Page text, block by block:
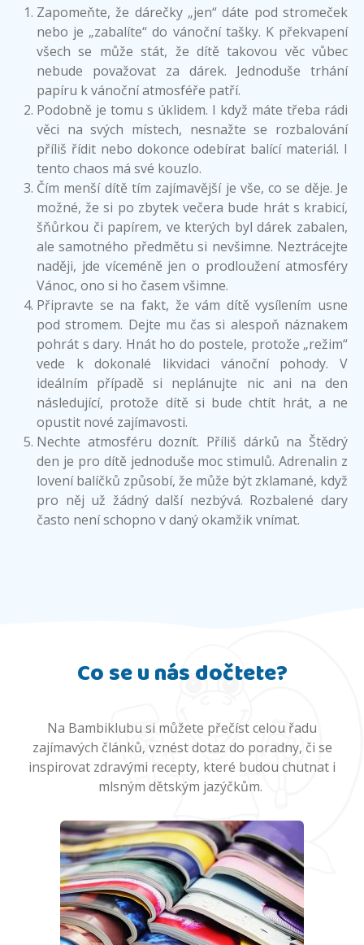
Zapomeňte, že dárečky „jen“ dáte pod stromeček
nebo je „zabalíte“ do vánoční tašky. K překvapení
všech se může stát, že dítě takovou věc vůbec
nebude považovat za dárek. Jednoduše trhání
papíru k vánoční atmosféře patří.
Podobně je tomu s úklidem. I když máte třeba rádi
věci na svých místech, nesnažte se rozbalování
příliš řídit nebo dokonce odebírat balící materiál. I
tento chaos má své kouzlo.
Čím menší dítě tím zajímavější je vše, co se děje. Je
možné, že si po zbytek večera bude hrát s krabicí,
šňůrkou či papírem, ve kterých byl dárek zabalen,
ale samotného předmětu si nevšimne. Neztrácejte
naději, jde víceméně jen o prodloužení atmosféry
Vánoc, ono si ho časem všimne.
Připravte se na fakt, že vám dítě vysílením usne
pod stromem. Dejte mu čas si alespoň náznakem
pohrát s dary. Hnát ho do postele, protože „režim“
vede k dokonalé likvidaci vánoční pohody. V
ideálním případě si neplánujte nic ani na den
následující, protože dítě si bude chtít hrát, a ne
opustit nové zajímavosti.
Nechte atmosféru doznít. Příliš dárků na Štědrý
den je pro dítě jednoduše moc stimulů. Adrenalin z
lovení balíčků způsobí, že může být zklamané, když
pro něj už žádný další nezbývá. Rozbalené dary
často není schopno v daný okamžik vnímat.
Co se u nás dočtete?
Na Bambiklubu si můžete přečíst celou řadu
zajímavých článků, vznést dotaz do poradny, či se
inspirovat zdravými recepty, které budou chutnat i
mlsným dětským jazýčkům.